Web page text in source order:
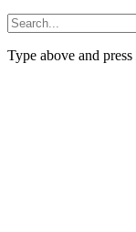
Type above and press